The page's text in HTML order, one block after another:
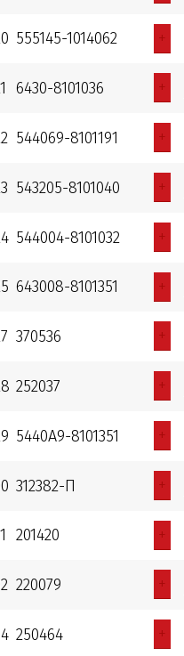
555145-1014062 +
6430-8101036 +
544069-8101191 +
543205-8101040 +
544004-8101032 +
643008-8101351 +
370536 +
252037 +
5440A9-8101351 +
312382-П +
201420 +
220079 +
250464 +